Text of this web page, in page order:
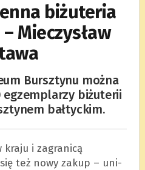
biżu­te­ria
Mie­czy­sław
Bursztynu można
egzem­pla­rzy biżu­te­rii
bał­tyc­kim.
kraju i zagra­nicą
też nowy zakup – uni­